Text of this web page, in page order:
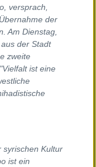
versprach,
der
Am Dienstag,
der Stadt
zweite
ist eine
syrischen Kultur
ist ein